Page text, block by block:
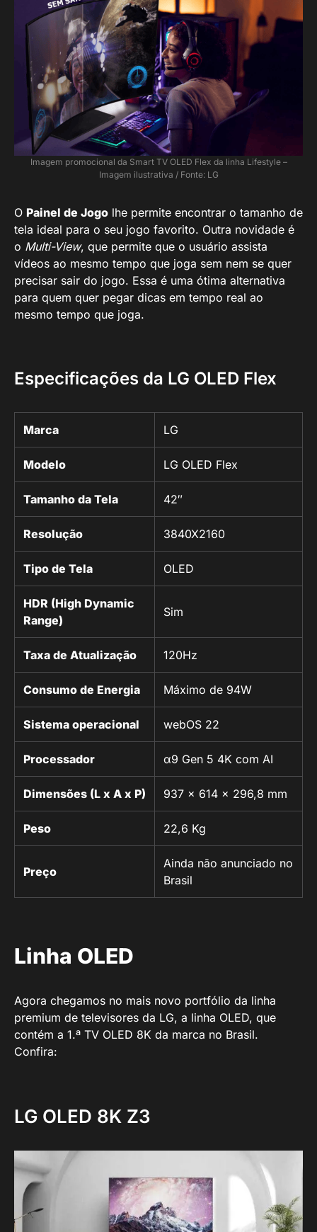
Imagem promocional da Smart TV OLED Flex da linha Lifestyle –
Imagem ilustrativa / Fonte: LG
O Painel de Jogo lhe permite encontrar o tamanho de
tela ideal para o seu jogo favorito. Outra novidade é
o Multi-View, que permite que o usuário assista
vídeos ao mesmo tempo que joga sem nem se quer
precisar sair do jogo. Essa é uma ótima alternativa
para quem quer pegar dicas em tempo real ao
mesmo tempo que joga.
Especificações da LG OLED Flex
Marca LG
Modelo LG OLED Flex
Tamanho da Tela 42″
Resolução 3840X2160
Tipo de Tela OLED
HDR (High Dynamic
Range)
Sim
Taxa de Atualização 120Hz
Consumo de Energia Máximo de 94W
Sistema operacional webOS 22
Processador α9 Gen 5 4K com AI
Dimensões (L x A x P) 937 x 614 x 296,8 mm
Peso 22,6 Kg
Preço
Ainda não anunciado no
Brasil
Linha OLED
Agora chegamos no mais novo portfólio da linha
premium de televisores da LG, a linha OLED, que
contém a 1.ª TV OLED 8K da marca no Brasil.
Confira:
LG OLED 8K Z3